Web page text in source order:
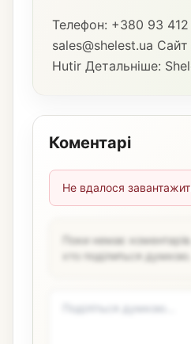
Телефон: +380 93 412
sales@shelest.ua
Hutir Детальніше:
Коментарі
Не вдалося
Поки немає
хто поділиться думкою.